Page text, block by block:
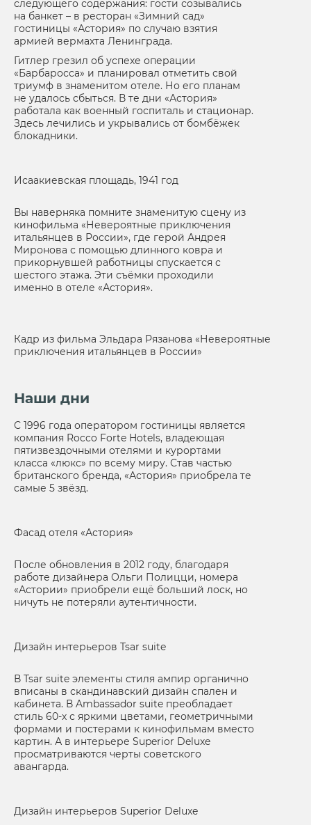
следующего содержания: гости созывались
на банкет – в ресторан «Зимний сад»
гостиницы «Астория» по случаю взятия
армией вермахта Ленинграда.
Гитлер грезил об успехе операции
«Барбаросса» и планировал отметить свой
триумф в знаменитом отеле. Но его планам
не удалось сбыться. В те дни «Астория»
работала как военный госпиталь и стационар.
Здесь лечились и укрывались от бомбёжек
блокадники.
Исаакиевская площадь, 1941 год
Вы наверняка помните знаменитую сцену из
кинофильма «Невероятные приключения
итальянцев в России», где герой Андрея
Миронова с помощью длинного ковра и
прикорнувшей работницы спускается с
шестого этажа. Эти съёмки проходили
именно в отеле «Астория».
Кадр из фильма Эльдара Рязанова «Невероятные
приключения итальянцев в России»
Наши дни
С 1996 года оператором гостиницы является
компания Rocco Forte Hotels, владеющая
пятизвездочными отелями и курортами
класса «люкс» по всему миру. Став частью
британского бренда, «Астория» приобрела те
самые 5 звёзд.
Фасад отеля «Астория»
После обновления в 2012 году, благодаря
работе дизайнера Ольги Полицци, номера
«Астории» приобрели ещё больший лоск, но
ничуть не потеряли аутентичности.
Дизайн интерьеров Tsar suite
В Tsar suite элементы стиля ампир органично
вписаны в скандинавский дизайн спален и
кабинета. В Ambassador suite преобладает
стиль 60-х с яркими цветами, геометричными
формами и постерами к кинофильмам вместо
картин. А в интерьере Superior Deluxe
просматриваются черты советского
авангарда.
Дизайн интерьеров Superior Deluxe